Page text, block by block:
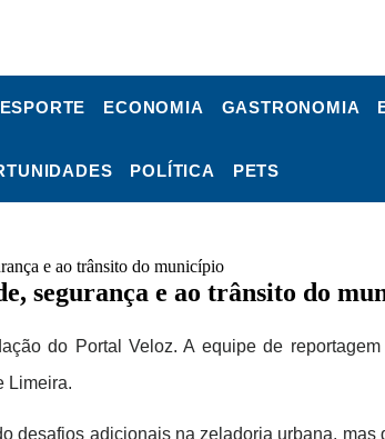
ESPORTE ECONOMIA GASTRONOMIA
POLÍTICA PETS
e ao trânsito do município
segurança e ao trânsito do
do Portal Veloz. A equipe de
Limeira.
desafios adicionais na zeladoria urbana,